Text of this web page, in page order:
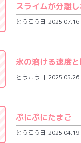
スライムが分離
とうこう日:2025.07.16
氷の溶ける速度
とうこう日:2025.05.26
ぷにぷにたまご
とうこう日:2025.04.19